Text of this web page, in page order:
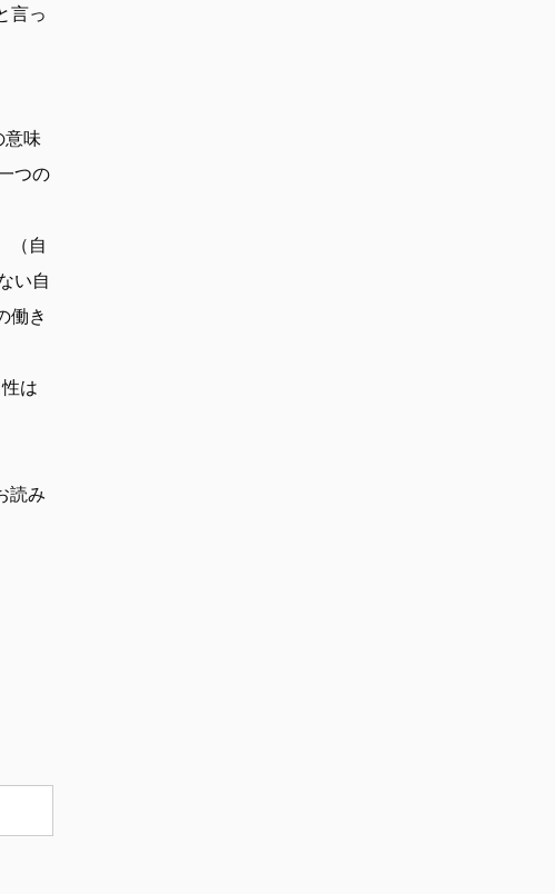
言っ
意味
つの
（自
い自
働き
は
読み